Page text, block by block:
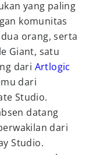
yang paling
komunitas
orang, serta
Giant, satu
dari Artlogic
dari
Studio.
datang
dari
Studio.